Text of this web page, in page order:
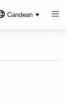
Candean